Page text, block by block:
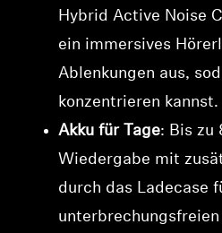
Hybrid Active Noise
ein immersives
Ablenkungen aus,
konzentrieren kannst.
Akku für Tage: Bis zu
Wiedergabe mit
durch das Ladecase